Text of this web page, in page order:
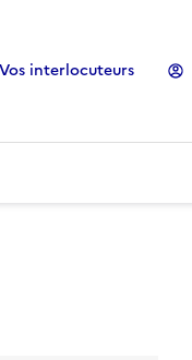
Vos interlocuteurs